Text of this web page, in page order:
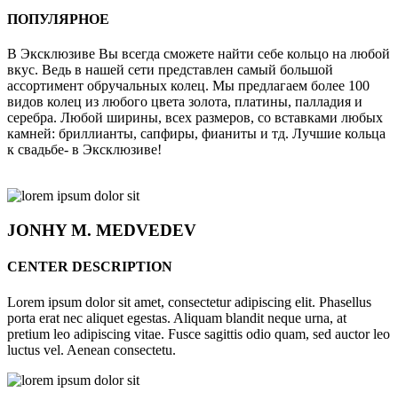
ПОПУЛЯРНОЕ
В Эксклюзиве Вы всегда сможете найти себе кольцо на любой
вкус. Ведь в нашей сети представлен самый большой
ассортимент обручальных колец. Мы предлагаем более 100
видов колец из любого цвета золота, платины, палладия и
серебра. Любой ширины, всех размеров, со вставками любых
камней: бриллианты, сапфиры, фианиты и тд. Лучшие кольца
к свадьбе- в Эксклюзиве!
JONHYM. MEDVEDEV
CENTER DESCRIPTION
Lorem ipsum dolor sit amet, consectetur adipiscing elit. Phasellus
porta erat nec aliquet egestas. Aliquam blandit neque urna, at
pretium leo adipiscing vitae. Fusce sagittis odio quam, sed auctor leo
luctus vel. Aenean consectetu.